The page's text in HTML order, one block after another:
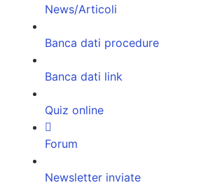
News/Articoli
Banca dati procedure
Banca dati link
Quiz online
Forum
Newsletter inviate